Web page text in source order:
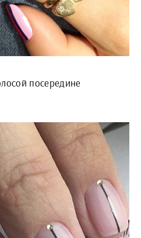
посередине